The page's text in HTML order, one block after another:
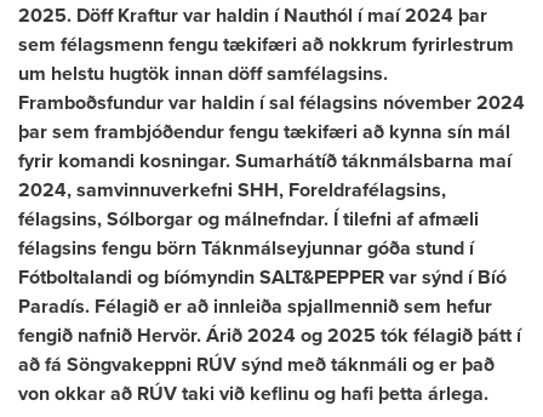
2025. Döff Kraftur var haldin í Nauthól í maí 2024 þar
sem félagsmenn fengu tækifæri að nokkrum fyrirlestrum
um helstu hugtök innan döff samfélagsins.
Framboðsfundur var haldin í sal félagsins nóvember 2024
þar sem frambjóðendur fengu tækifæri að kynna sín mál
fyrir komandi kosningar. Sumarhátíð táknmálsbarna maí
2024, samvinnuverkefni SHH, Foreldrafélagsins,
félagsins, Sólborgar og málnefndar. Í tilefni af afmæli
félagsins fengu börn Táknmálseyjunnar góða stund í
Fótboltalandi og bíómyndin SALT&PEPPER var sýnd í Bíó
Paradís. Félagið er að innleiða spjallmennið sem hefur
fengið nafnið Hervör. Árið 2024 og 2025 tók félagið þátt í
að fá Söngvakeppni RÚV sýnd með táknmáli og er það
von okkar að RÚV taki við keflinu og hafi þetta árlega.